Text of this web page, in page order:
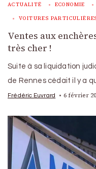
ACTUALITÉ ECONOMIE
VOITURES
Ventes aux
très cher !
Suite à sa liquidation
de Rennes cèdait il y a
Frédéric Euvrard 6 février